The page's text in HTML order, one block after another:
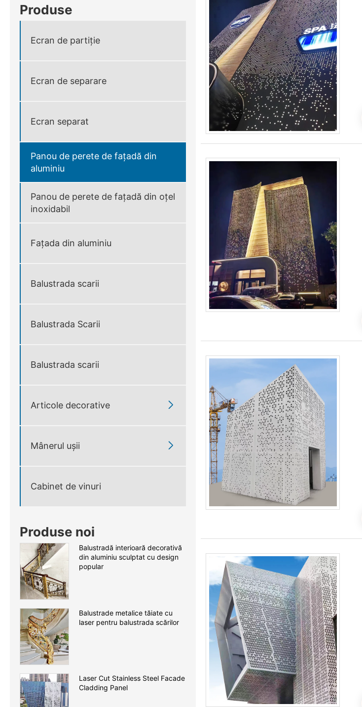
Produse
Ecran de partiție
Ecran de separare
Ecran separat
Panou de perete de fațadă din
aluminiu
Panou de perete de fațadă din oțel
inoxidabil
Fațada din aluminiu
Balustrada scarii
Balustrada Scarii
Balustrada scarii
Articole decorative 
Mânerul ușii 
Cabinet de vinuri
Produse noi
Balustradă interioară decorativă
din aluminiu sculptat cu design
popular
Balustrade metalice tăiate cu
laser pentru balustrada scărilor
Laser Cut Stainless Steel Facade
Cladding Panel